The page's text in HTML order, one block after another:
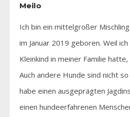
Meilo
Ich bin ein mittelgroßer
im Januar 2019 geboren. Weil
Kleinkind in meiner Familie
Auch andere Hunde sind nicht
habe einen ausgeprägten
einen hundeerfahrenen